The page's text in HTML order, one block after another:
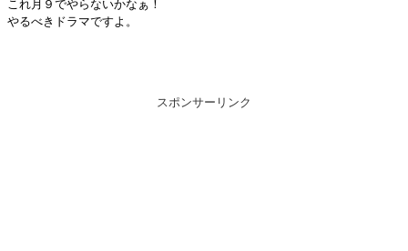
これ月９でやらないかなぁ！
やるべきドラマですよ。
スポンサーリンク